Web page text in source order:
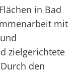
in Bad
mit
zielgerichtete
den